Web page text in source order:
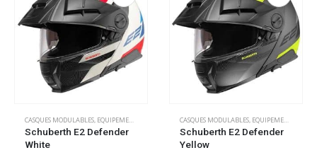
CASQUES MODULABLES, EQUIPEMENT PILOTE
Schuberth E2 Defender
White
CASQUES MODULABLES, EQUIPEMENT PILOTE
Schuberth E2 Defender
Yellow